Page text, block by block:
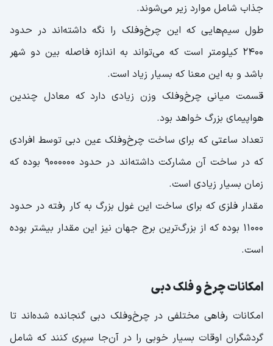
جذاب شامل موارد زیر می‌شوند.
طول سیم‌هایی که این چرخ‌وفلک را نگه داشته‌اند در حدود
۲۴۰۰ کیلومتر است که می‌تواند به اندازه فاصله بین دو شهر
باشد و به این معنا که بسیار زیاد است.
قسمت میانی چرخ‌وفلک وزن زیادی دارد که معادل چندین
هواپیمای بزرگ خواهد بود.
تعداد ساعتی که برای ساخت چرخ‌وفلک عین دبی توسط افرادی
که در ساخت آن مشارکت داشته‌اند در حدود ۹۰۰۰۰۰۰ بوده که
زمان بسیار زیادی است.
مقدار فلزی که برای ساخت این غول بزرگ به کار رفته در حدود
۱۱۰۰۰ بوده که از بزرگ‌ترین برج جهان نیز این مقدار بیشتر بوده
است.
امکانات چرخ و فلک دبی
امکانات رفاهی مختلفی در چرخ‌وفلک دبی گنجانده شده‌اند تا
گردشگران اوقات بسیار خوبی را در آن‌جا سپری کنند که شامل